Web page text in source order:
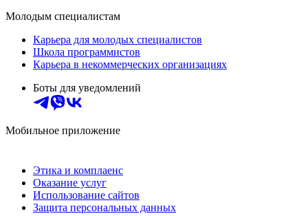
Молодым специалистам
Карьера для молодых специалистов
Школа программистов
Карьера в некоммерческих организациях
Боты для уведомлений
Мобильное приложение
Этика и комплаенс
Оказание услуг
Использование сайтов
Защита персональных данных